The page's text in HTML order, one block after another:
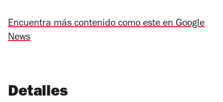
Encuentra más contenido como este en Google
News
Detalles